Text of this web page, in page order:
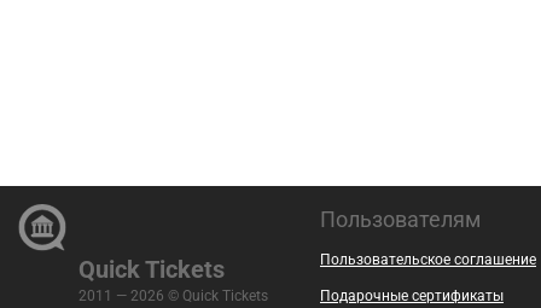
Quick Tickets
2011 — 2026 © Quick Tickets
Пользователям
Пользовательское соглашение
Подарочные сертификаты